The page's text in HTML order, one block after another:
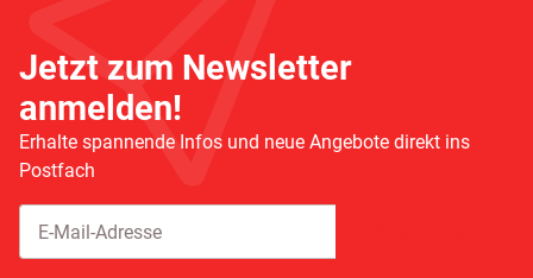
Jetzt zum Newsletter
anmelden!
Erhalte spannende Infos und neue Angebote direkt ins
Postfach